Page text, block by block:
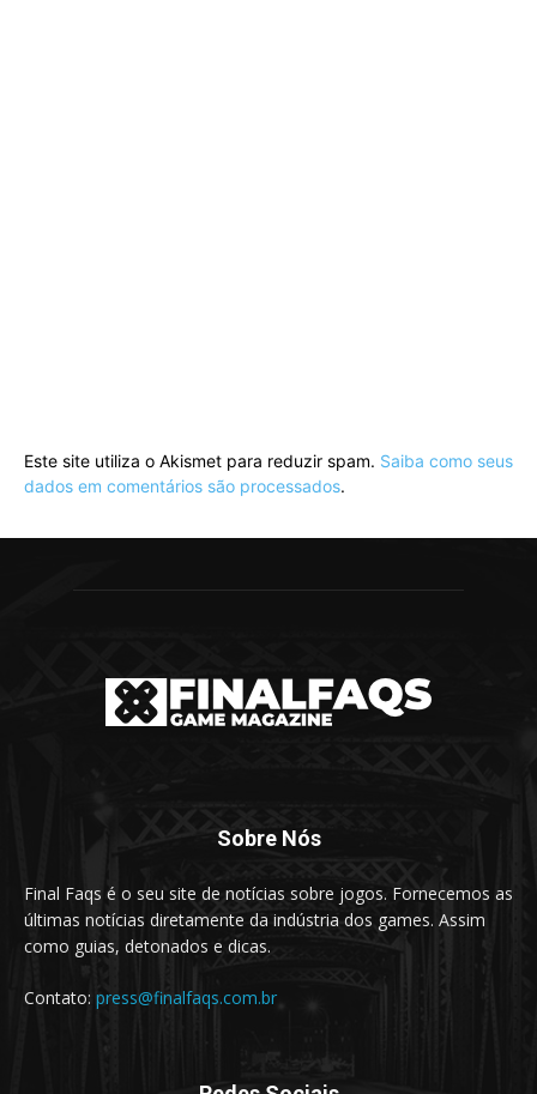
Este site utiliza o Akismet para reduzir spam. Saiba como seus
dados em comentários são processados.
Sobre Nós
Final Faqs é o seu site de notícias sobre jogos. Fornecemos as
últimas notícias diretamente da indústria dos games. Assim
como guias, detonados e dicas.
Contato: press@finalfaqs.com.br